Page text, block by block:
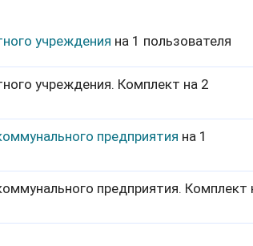
учреждения на 1 пользователя
учреждения. Комплект на 2
предприятия на 1
предприятия. Комплект